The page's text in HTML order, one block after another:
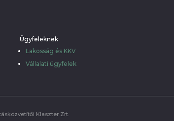
Ügyfeleknek
Lakosság és KKV
Vállalati ügyfelek
Klaszter Zrt.